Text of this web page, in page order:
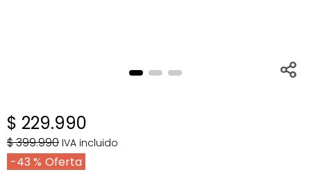
$ 229.990
$399.990 IVA incluido
43 %